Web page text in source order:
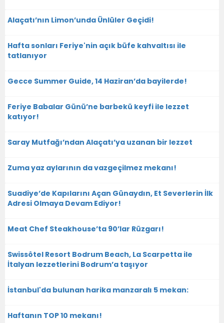
Alaçatı’nın Limon’unda Ünlüler Geçidi!
Hafta sonları Feriye'nin açık büfe kahvaltısı ile
tatlanıyor
Gecce Summer Guide, 14 Haziran’da bayilerde!
Feriye Babalar Günü’ne barbekü keyfi ile lezzet
katıyor!
Saray Mutfağı’ndan Alaçatı’ya uzanan bir lezzet
Zuma yaz aylarının da vazgeçilmez mekanı!
Suadiye’de Kapılarını Açan Günaydın, Et Severlerin İlk
Adresi Olmaya Devam Ediyor!
Meat Chef Steakhouse’ta 90’lar Rüzgarı!
Swissôtel Resort Bodrum Beach, La Scarpetta ile
İtalyan lezzetlerini Bodrum’a taşıyor
İstanbul'da bulunan harika manzaralı 5 mekan:
Haftanın TOP 10 mekanı!